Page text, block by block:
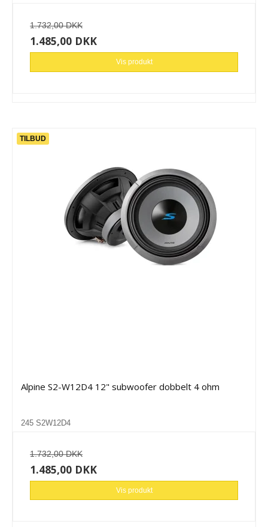
1.732,00 DKK
1.485,00 DKK
Vis produkt
TILBUD
Alpine S2-W12D4 12" subwoofer dobbelt 4 ohm
245 S2W12D4
1.732,00 DKK
1.485,00 DKK
Vis produkt